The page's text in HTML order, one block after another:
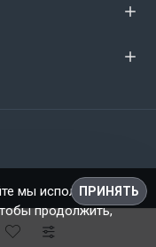
ПРИНЯТЬ
мы используем
продолжить,